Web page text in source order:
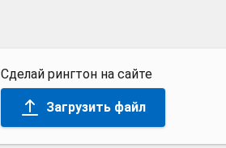
Сделай рингтон на сайте
Загрузить файл